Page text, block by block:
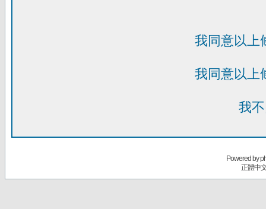
我同意以上
我同意以上
我
Powered by
正體中